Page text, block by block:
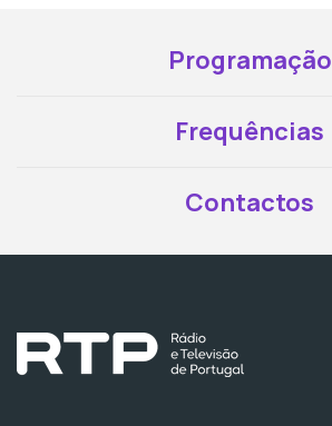
Programação
Frequências
Contactos